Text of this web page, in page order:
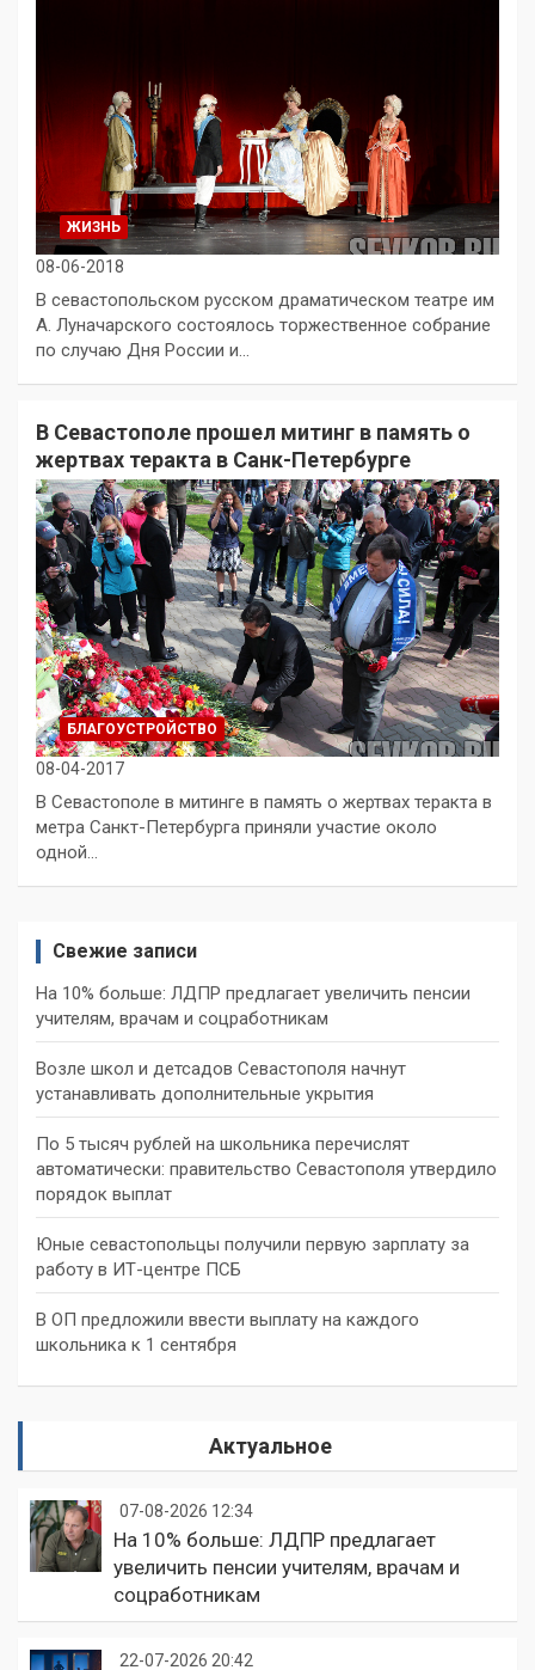
ЖИЗНЬ
08-06-2018
В севастопольском русском драматическом театре им
А. Луначарского состоялось торжественное собрание
по случаю Дня России и…
В Севастополе прошел митинг в память о
жертвах теракта в Санк-Петербурге
БЛАГОУСТРОЙСТВО
08-04-2017
В Севастополе в митинге в память о жертвах теракта в
метра Санкт-Петербурга приняли участие около
одной…
Свежие записи
На 10% больше: ЛДПР предлагает увеличить пенсии
учителям, врачам и соцработникам
Возле школ и детсадов Севастополя начнут
устанавливать дополнительные укрытия
По 5 тысяч рублей на школьника перечислят
автоматически: правительство Севастополя утвердило
порядок выплат
Юные севастопольцы получили первую зарплату за
работу в ИТ-центре ПСБ
В ОП предложили ввести выплату на каждого
школьника к 1 сентября
Актуальное
07-08-2026 12:34
На 10% больше: ЛДПР предлагает
увеличить пенсии учителям, врачам и
соцработникам
22-07-2026 20:42